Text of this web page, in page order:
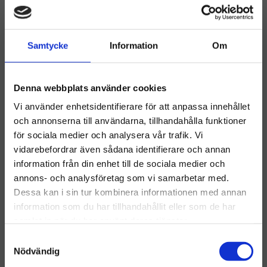
Samtycke Information Om
Denna webbplats använder cookies
Vi använder enhetsidentifierare för att anpassa innehållet
och annonserna till användarna, tillhandahålla funktioner
för sociala medier och analysera vår trafik. Vi
vidarebefordrar även sådana identifierare och annan
information från din enhet till de sociala medier och
annons- och analysföretag som vi samarbetar med.
Dessa kan i sin tur kombinera informationen med annan
information som du har tillhandahållit eller som de har
Nödvändig
Katrin Flytande Tvål
Green 500 ml
Katrin Flytande Tvål Green
Lägg till i önskelista
​Katrin Flytande Tvål
Pure Neutral 1L
Katrin Flytande Tvål Neutral
för känslig hud och
Lägg
Andra tittade också på
KAMPANJ
Välkommen till hygieneleeds.se
Vill du handla som företag eller privatperson?
FÖRETAG